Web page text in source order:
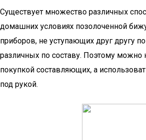
Существует множество различных
домашних условиях позолоченной
приборов, не уступающих друг другу
различных по составу. Поэтому можно
покупкой составляющих, а
под рукой.